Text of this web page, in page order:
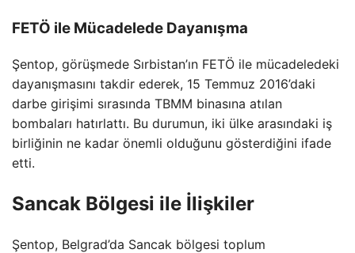
FETÖ ile Mücadelede Dayanışma
Şentop, görüşmede Sırbistan’ın FETÖ ile mücadeledeki
dayanışmasını takdir ederek, 15 Temmuz 2016’daki
darbe girişimi sırasında TBMM binasına atılan
bombaları hatırlattı. Bu durumun, iki ülke arasındaki iş
birliğinin ne kadar önemli olduğunu gösterdiğini ifade
etti.
Sancak Bölgesi ile İlişkiler
Şentop, Belgrad’da Sancak bölgesi toplum